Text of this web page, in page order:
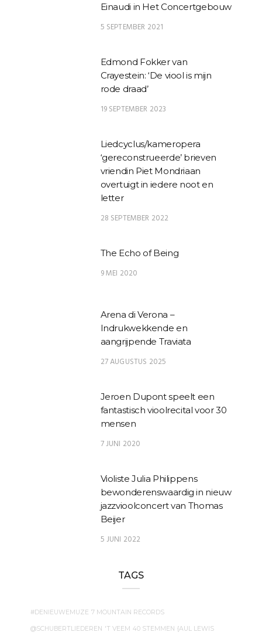
Einaudi in Het Concertgebouw
5 SEPTEMBER 2021
Edmond Fokker van
Crayestein: ‘De viool is mijn
rode draad’
19 SEPTEMBER 2023
Liedcyclus/kameropera
‘gereconstrueerde’ brieven
vriendin Piet Mondriaan
overtuigt in iedere noot en
letter
28 SEPTEMBER 2022
The Echo of Being
9 MEI 2020
Arena di Verona –
Indrukwekkende en
aangrijpende Traviata
27 AUGUSTUS 2025
Jeroen Dupont speelt een
fantastisch vioolrecital voor 30
mensen
7 JUNI 2020
Violiste Julia Philippens
bewonderenswaardig in nieuw
jazzvioolconcert van Thomas
Beijer
5 JUNI 2022
TAGS
#DENIEUWEMUZE 7 MOUNTAIN RECORDS
@SCHUBERTLIEDEREN 'T VEEM 40 STEMMEN {AUL LEWIS